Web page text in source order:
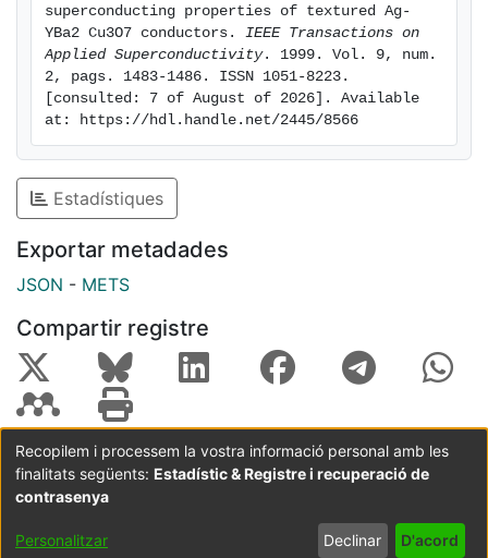
superconducting properties of textured Ag-
YBa2 Cu3O7 conductors. IEEE Transactions on
Applied Superconductivity. 1999. Vol. 9, num.
2, pags. 1483-1486. ISSN 1051-8223.
[consulted: 7 of August of 2026]. Available
at: https://hdl.handle.net/2445/8566
Estadístiques
Exportar metadades
JSON - METS
Compartir registre
Coordinació:CRAI UB Avís legal
Metadades
subjectes a:
Configuració
de cookies
privadesa
Recopilem i processem la vostra informació personal amb les
finalitats següents: Estadístic & Registre i recuperació de
contrasenya
Personalitzar Declinar D'acord